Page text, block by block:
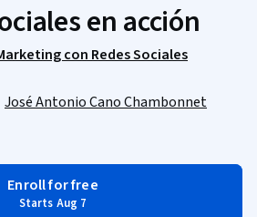
en acción
con Redes Sociales
José Antonio Cano Chambonnet
Enroll for free
Starts Aug 7